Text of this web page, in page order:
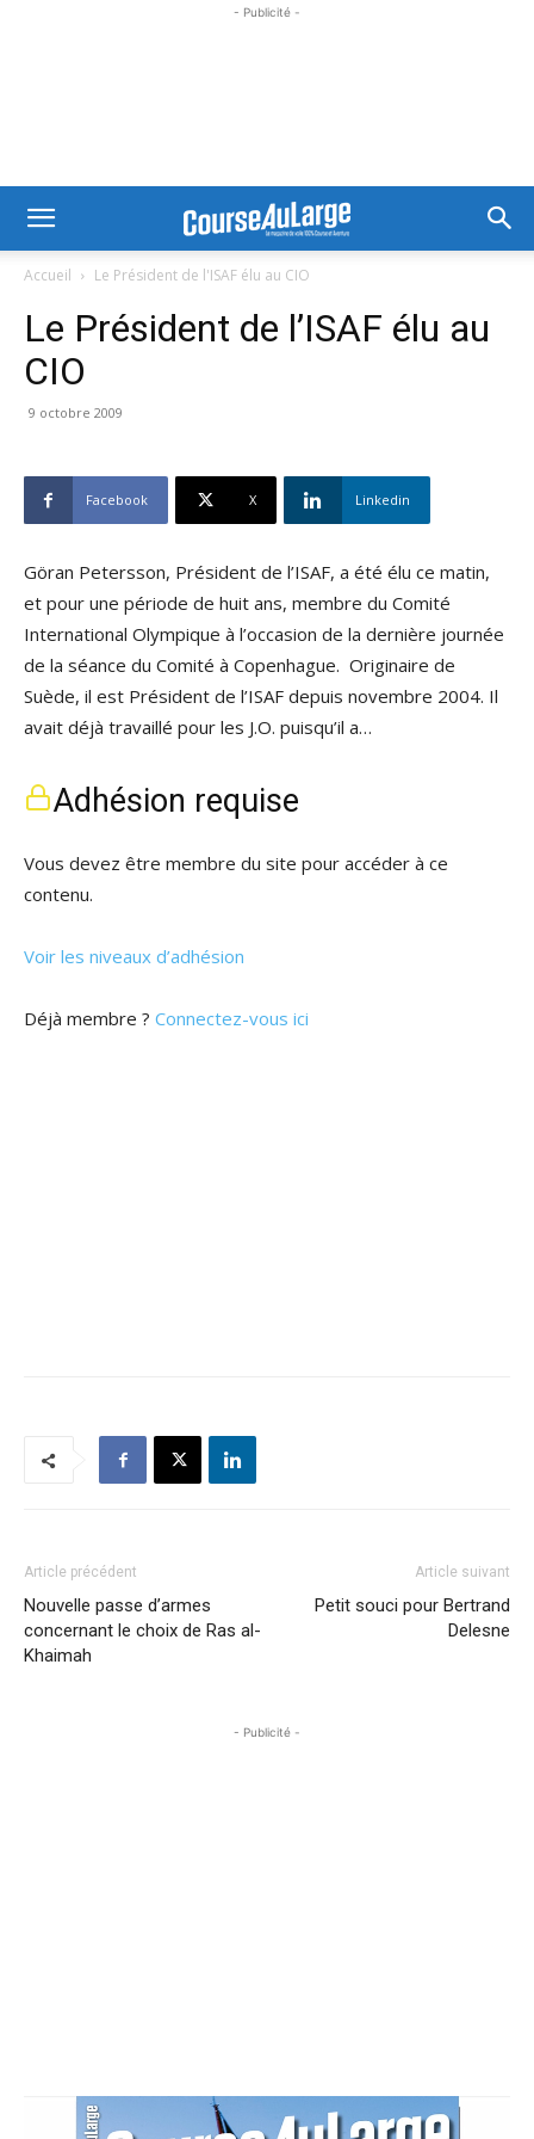
- Publicité -
Accueil Le Président de l'ISAF élu au CIO
Le Président de l’ISAF élu au
CIO
9 octobre 2009
Facebook X Linkedin
Göran Petersson, Président de l’ISAF, a été élu ce matin,
et pour une période de huit ans, membre du Comité
International Olympique à l’occasion de la dernière journée
de la séance du Comité à Copenhague. Originaire de
Suède, il est Président de l’ISAF depuis novembre 2004. Il
avait déjà travaillé pour les J.O. puisqu’il a…
Adhésion requise
Vous devez être membre du site pour accéder à ce
contenu.
Voir les niveaux d’adhésion
Déjà membre ? Connectez-vous ici
Article précédent
Nouvelle passe d’armes
concernant le choix de Ras al-
Khaimah
Article suivant
Petit souci pour Bertrand
Delesne
- Publicité -